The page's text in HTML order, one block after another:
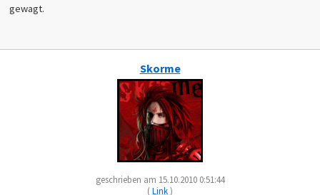
gewagt.
Skorme
geschrieben am 15.10.2010 0:51:44
(Link)